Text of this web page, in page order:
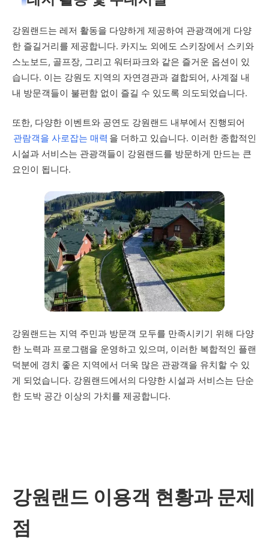
강원랜드는 레저 활동을 다양하게 제공하여 관광객에게 다양
한 즐길거리를 제공합니다. 카지노 외에도 스키장에서 스키와
스노보드, 골프장, 그리고 워터파크와 같은 즐거운 옵션이 있
습니다. 이는 강원도 지역의 자연경관과 결합되어, 사계절 내
내 방문객들이 불편함 없이 즐길 수 있도록 의도되었습니다.
또한, 다양한 이벤트와 공연도 강원랜드 내부에서 진행되어
관람객을 사로잡는 매력 을 더하고 있습니다. 이러한 종합적인
시설과 서비스는 관광객들이 강원랜드를 방문하게 만드는 큰
요인이 됩니다.
강원랜드는 지역 주민과 방문객 모두를 만족시키기 위해 다양
한 노력과 프로그램을 운영하고 있으며, 이러한 복합적인 플랜
덕분에 경치 좋은 지역에서 더욱 많은 관광객을 유치할 수 있
게 되었습니다. 강원랜드에서의 다양한 시설과 서비스는 단순
한 도박 공간 이상의 가치를 제공합니다.
강원랜드 이용객 현황과 문제
점